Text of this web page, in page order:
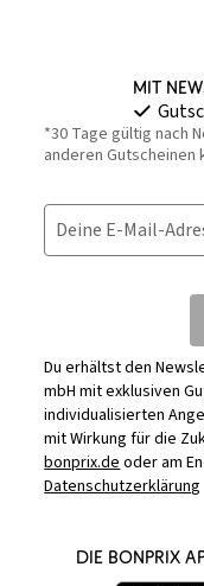
Mit
*30 Tage gültig nach
anderen Gutscheinen
Deine E-Mail-
Du erhältst den
mbH mit exklusiven
individualisierten
mit Wirkung für die
bonprix.deoder am
Datenschutzerklärung
DIE BONPRIX